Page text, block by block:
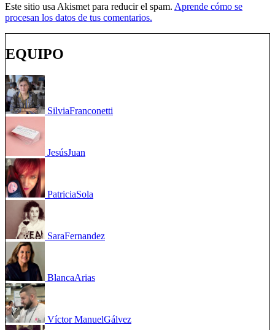
Este sitio usa Akismet para reducir el spam. Aprende cómo se
procesan los datos de tus comentarios.
EQUIPO
SilviaFranconetti
JesúsJuan
PatriciaSola
SaraFernandez
BlancaArias
Víctor ManuelGálvez